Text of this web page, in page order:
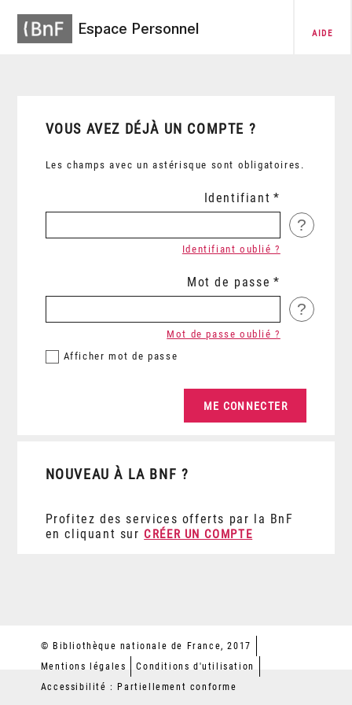
Espace Personnel AIDE
VOUS AVEZ DÉJÀ UN COMPTE ?
Les champs avec un astérisque sont obligatoires.
Identifiant
?
Identifiant oublié ?
Mot de passe
?
Afficher mot de passe
Mot de passe oublié ?
NOUVEAU À LA BNF ?
Profitez des services offerts par la BnF
en cliquant sur CRÉER UN COMPTE
© Bibliothèque nationale de France, 2017
Mentions légales
Conditions d'utilisation
Accessibilité : Partiellement conforme